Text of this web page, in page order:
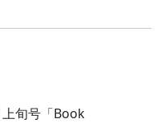
上旬号「Book